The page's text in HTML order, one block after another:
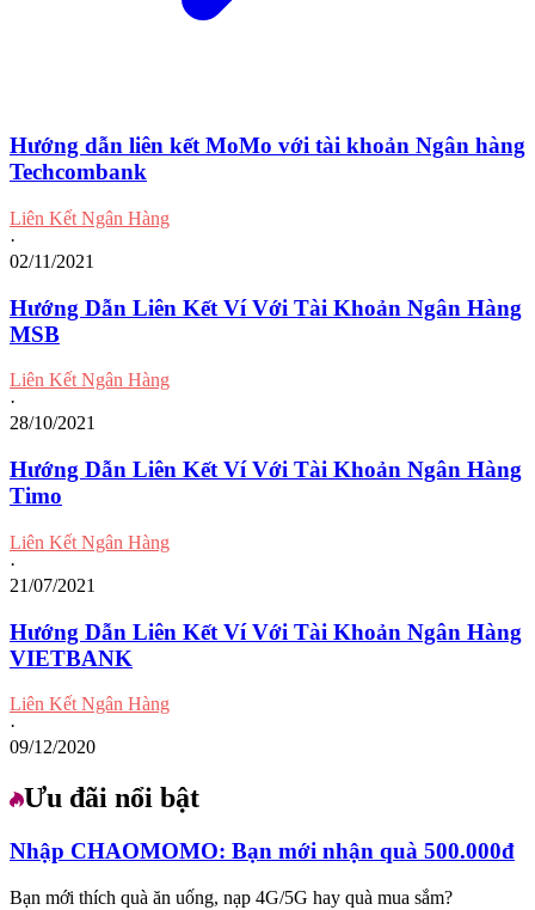
Hướng dẫn liên kết MoMo với tài khoản Ngân hàng
Techcombank
Liên Kết Ngân Hàng
·
02/11/2021
Hướng Dẫn Liên Kết Ví Với Tài Khoản Ngân Hàng
MSB
Liên Kết Ngân Hàng
·
28/10/2021
Hướng Dẫn Liên Kết Ví Với Tài Khoản Ngân Hàng
Timo
Liên Kết Ngân Hàng
·
21/07/2021
Hướng Dẫn Liên Kết Ví Với Tài Khoản Ngân Hàng
VIETBANK
Liên Kết Ngân Hàng
·
09/12/2020
Ưu đãi nổi bật
Nhập CHAOMOMO: Bạn mới nhận quà 500.000đ
Bạn mới thích quà ăn uống, nạp 4G/5G hay quà mua sắm?